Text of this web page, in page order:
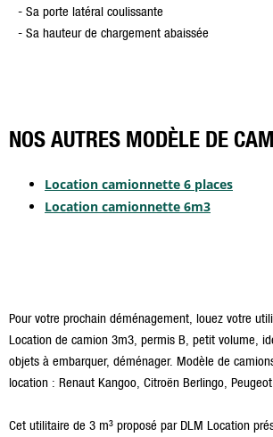
- Sa porte latéral coulissante
- Sa hauteur de chargement abaissée
NOS AUTRES MODÈLE DE
Location camionnette 6 places
Location camionnette 6m3
Pour votre prochain déménagement, louez votre
Location de camion 3m3, permis B, petit volume,
objets à embarquer, déménager. Modèle de
location : Renaut Kangoo, Citroën Berlingo, Peugeot
Cet utilitaire de 3 m³ proposé par DLM Location